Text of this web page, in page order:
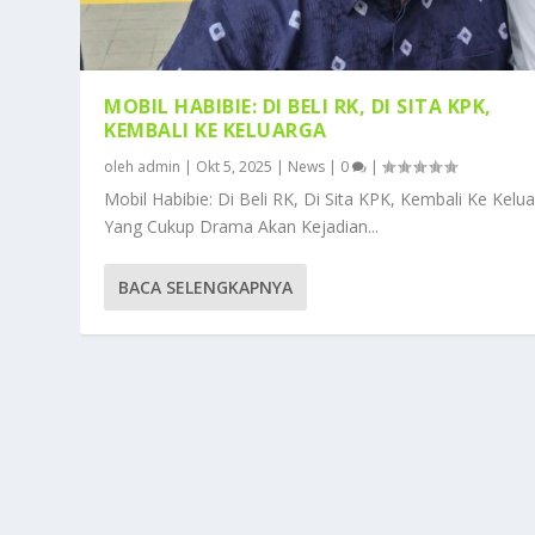
MOBIL HABIBIE: DI BELI RK, DI SITA KPK,
KEMBALI KE KELUARGA
oleh admin | Okt 5, 2025 | News | 0 |
Mobil Habibie: Di Beli RK, Di Sita KPK, Kembali Ke
Yang Cukup Drama Akan Kejadian...
BACA SELENGKAPNYA